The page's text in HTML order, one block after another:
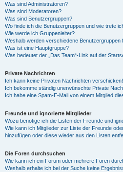
Was sind Administratoren?
Was sind Moderatoren?
Was sind Benutzergruppen?
Wo finde ich die Benutzergruppen und wie trete
Wie werde ich Gruppenleiter?
Weshalb werden verschiedene Benutzergruppen
Was ist eine Hauptgruppe?
Was bedeutet der „Das Team“-Link auf der
Private Nachrichten
Ich kann keine Privaten Nachrichten verschicken!
Ich bekomme ständig unerwünschte Private
Ich habe eine Spam-E-Mail von einem Mitglied
Freunde und ignorierte Mitglieder
Wozu benötige ich die Listen der Freunde und
Wie kann ich Mitglieder zur Liste der Freunde
hinzufügen oder diese wieder aus den Listen
Die Foren durchsuchen
Wie kann ich ein Forum oder mehrere Foren
Weshalb erhalte ich bei der Suche keine